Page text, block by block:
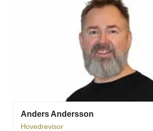
Anders Andersson
Hovedrevisor